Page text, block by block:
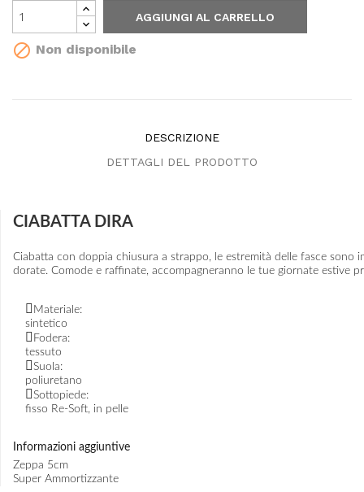
AGGIUNGI AL CARRELLO
 Non disponibile
DESCRIZIONE
DETTAGLI DEL PRODOTTO
CIABATTA DIRA
Ciabatta con doppia chiusura a strappo, le estremità delle fasce sono
dorate. Comode e raffinate, accompagneranno le tue giornate estive
Materiale:
sintetico
Fodera:
tessuto
Suola:
poliuretano
Sottopiede:
fisso Re-Soft, in pelle
Informazioni aggiuntive
Zeppa 5cm
Super Ammortizzante